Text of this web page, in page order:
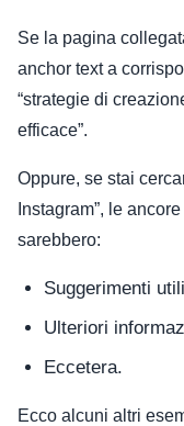
Se la pagina
anchor text a
“strategie di
efficace”.
Oppure, se stai
Instagram”, le
sarebbero:
Suggerimenti
Ulteriori
Eccetera.
Ecco alcuni altri